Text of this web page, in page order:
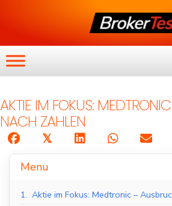
AKTIE IM FOKUS:
NACH ZAHLEN
𝕏
Menu
1. Aktie im Fokus: Medtronic –